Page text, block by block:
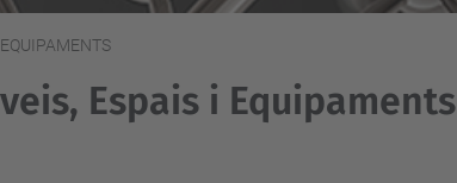
Espais i Equipaments